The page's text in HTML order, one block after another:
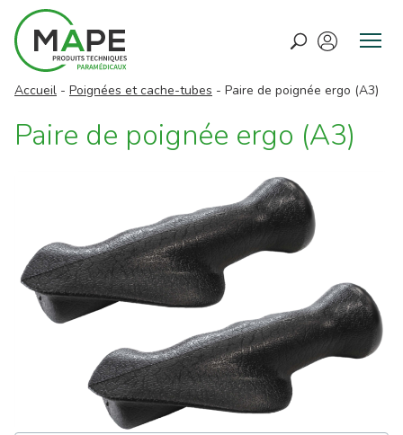
M
n
Accueil - Poignées et cache-tubes - Paire de poignée ergo (A3)
Paire de poignée ergo (A3)